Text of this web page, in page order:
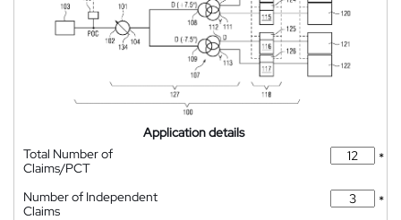
Application details
Total Number of
Claims/PCT
*
Number of Independent
Claims
*